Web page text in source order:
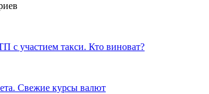
с участием такси. Кто виноват?
Свежие курсы валют